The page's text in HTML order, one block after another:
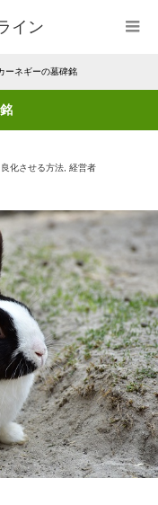
イン
ーネギーの墓碑銘
化させる方法 経営者